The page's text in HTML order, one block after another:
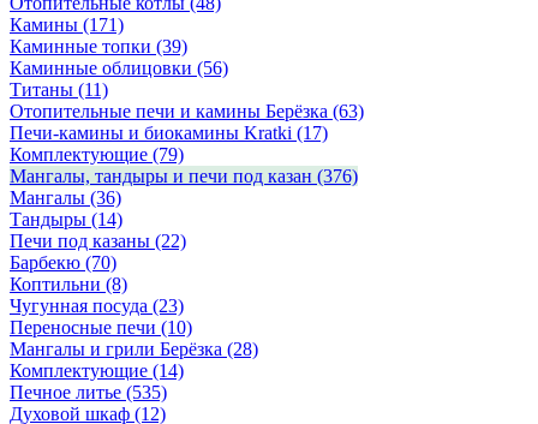
Камины (171)
Каминные топки (39)
Каминные облицовки (56)
Титаны (11)
Отопительные печи и камины Берёзка (63)
Печи-камины и биокамины Kratki (17)
Комплектующие (79)
Мангалы, тандыры и печи под казан (376)
Мангалы (36)
Тандыры (14)
Печи под казаны (22)
Барбекю (70)
Коптильни (8)
Чугунная посуда (23)
Переносные печи (10)
Мангалы и грили Берёзка (28)
Комплектующие (14)
Печное литье (535)
Духовой шкаф (12)